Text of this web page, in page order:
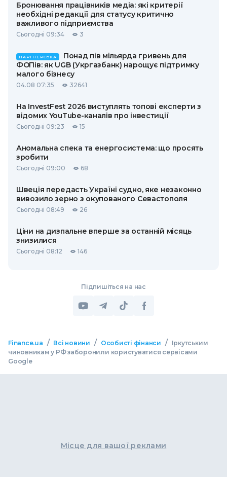
Бронювання працівників медіа: які критерії
необхідні редакції для статусу критично
важливого підприємства
Сьогодні 09:34 3
ПАРТНЕРСЬКА
Понад пів мільярда гривень для
ФОПів: як UGB (Укргазбанк) нарощує підтримку
малого бізнесу
04.08 07:35 32641
На InvestFest 2026 виступлять топові експерти з
відомих YouTube-каналів про інвестиції
Сьогодні 09:23 15
Аномальна спека та енергосистема: що просять
зробити
Сьогодні 09:00 68
Швеція передасть Україні судно, яке незаконно
вивозило зерно з окупованого Севастополя
Сьогодні 08:49 26
Ціни на дизпальне вперше за останній місяць
знизилися
Сьогодні 08:12 146
Підпишіться на нас
Finance.ua / Всі новини / Особисті фінанси /
Іркутським
чиновникам у РФ заборонили користуватися сервісами
Google
Місце для вашої реклами